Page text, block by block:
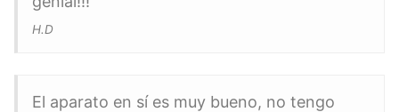
H.D
El aparato en sí es muy bueno, no tengo